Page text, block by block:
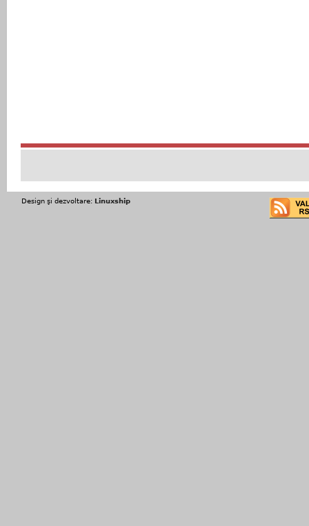
Design şi dezvoltare: Linuxship